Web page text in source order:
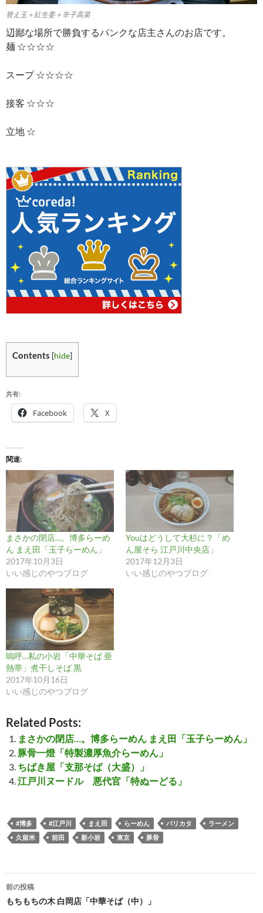
替え玉＋紅生姜＋辛子高菜
辺鄙な場所で勝負するパンクな店主さんのお店です。
麺 ☆☆☆☆
スープ ☆☆☆☆
接客 ☆☆☆
立地 ☆
Contents [hide]
共有:
Facebook X
関連
まさかの閉店…。博多らーめ
ん まえ田「玉子らーめん」
2017年10月3日
いい感じのやつブログ
Youはどうして大杉に？「め
ん屋そら 江戸川中央店」
2017年12月3日
いい感じのやつブログ
嗚呼…私の小岩「中華そば 亜
熱帯」煮干しそば 黒
2017年10月16日
いい感じのやつブログ
Related Posts:
まさかの閉店…。博多らーめん まえ田「玉子らーめん」
豚骨一燈「特製濃厚魚介らーめん」
ちばき屋「支那そば（大盛）」
江戸川ヌードル 悪代官「特ぬーどる」
#博多 #江戸川 まえ田 らーめん バリカタ
ラーメン
久留米
前田 新小岩 東京 豚骨
投
稿
前の投稿
もちもちの木 白岡店「中華そば（中）」